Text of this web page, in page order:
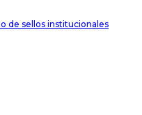
de sellos institucionales